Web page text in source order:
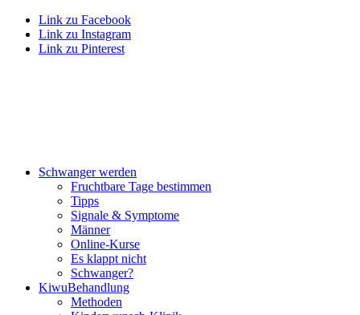
Link zu Facebook
Link zu Instagram
Link zu Pinterest
Schwan­ger wer­den
Frucht­ba­re Tage bestim­men
Tipps
Signa­le & Sym­pto­me
Män­ner
Online-Kur­se
Es klappt nicht
Schwan­ger?
Kiwu­Be­hand­lung
Metho­den